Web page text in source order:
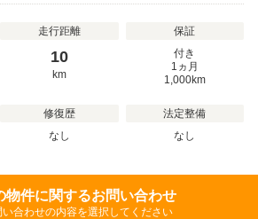
走行距離
10
km
保証
付き
1ヵ月
1,000km
修復歴
なし
法定整備
なし
物件に関するお問い合わせ
い合わせの内容を選択してください